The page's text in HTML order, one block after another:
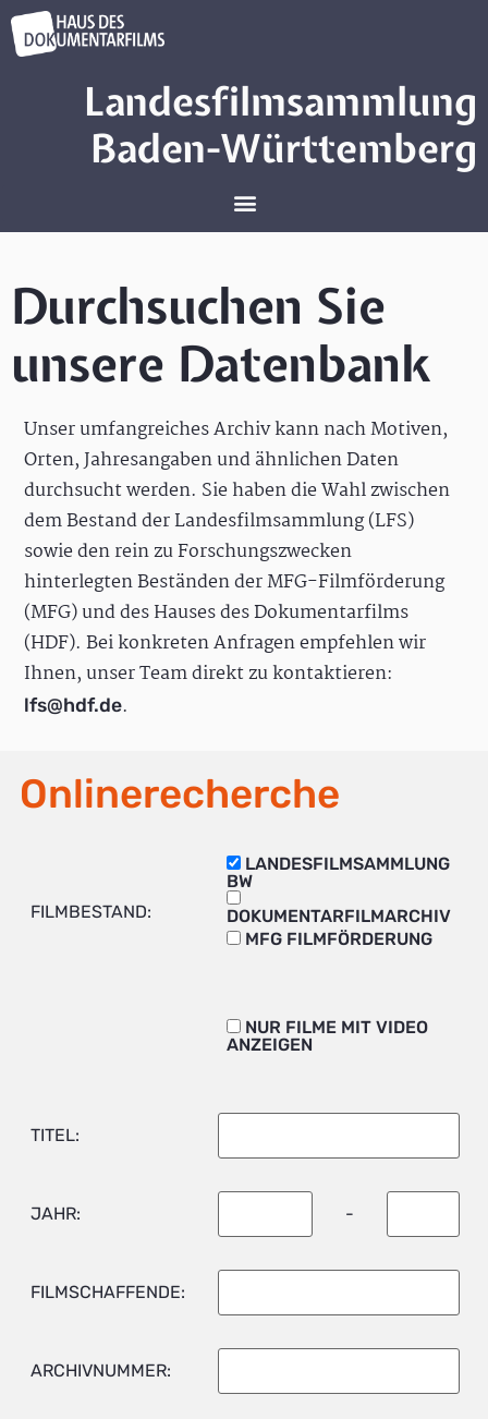
Landesfilmsammlung
Baden-Württemberg
Durchsuchen Sie
unsere Datenbank
Unser umfangreiches Archiv kann nach Motiven,
Orten, Jahresangaben und ähnlichen Daten
durchsucht werden. Sie haben die Wahl zwischen
dem Bestand der Landesfilmsammlung (LFS)
sowie den rein zu Forschungszwecken
hinterlegten Beständen der MFG-Filmförderung
(MFG) und des Hauses des Dokumentarfilms
(HDF). Bei konkreten Anfragen empfehlen wir
Ihnen, unser Team direkt zu kontaktieren:
lfs@hdf.de.
Onlinerecherche
FILMBESTAND:
LANDESFILMSAMMLUNG
BW
DOKUMENTARFILMARCHIV
MFG FILMFÖRDERUNG
NUR FILME MIT VIDEO
ANZEIGEN
TITEL:
JAHR: -
FILMSCHAFFENDE:
ARCHIVNUMMER: